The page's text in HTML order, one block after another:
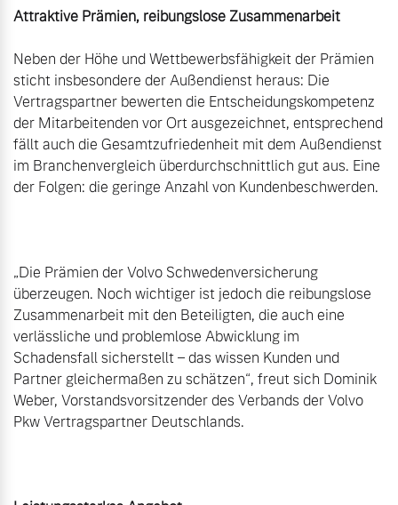
Attraktive Prämien, reibungslose Zusammenarbeit
Neben der Höhe und Wettbewerbsfähigkeit der Prämien
sticht insbesondere der Außendienst heraus: Die
Vertragspartner bewerten die Entscheidungskompetenz
der Mitarbeitenden vor Ort ausgezeichnet, entsprechend
fällt auch die Gesamtzufriedenheit mit dem Außendienst
im Branchenvergleich überdurchschnittlich gut aus. Eine
der Folgen: die geringe Anzahl von Kundenbeschwerden.
„Die Prämien der Volvo Schwedenversicherung
überzeugen. Noch wichtiger ist jedoch die reibungslose
Zusammenarbeit mit den Beteiligten, die auch eine
verlässliche und problemlose Abwicklung im
Schadensfall sicherstellt – das wissen Kunden und
Partner gleichermaßen zu schätzen“, freut sich Dominik
Weber, Vorstandsvorsitzender des Verbands der Volvo
Pkw Vertragspartner Deutschlands.